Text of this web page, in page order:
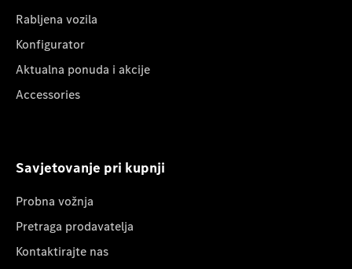
Rabljena vozila
Konfigurator
Aktualna ponuda i akcije
Accessories
Savjetovanje pri kupnji
Probna vožnja
Pretraga prodavatelja
Kontaktirajte nas